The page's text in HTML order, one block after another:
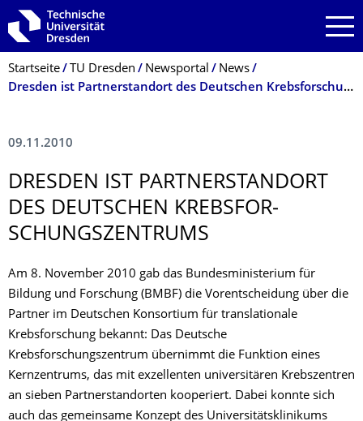
Zur Hauptnavigation springen
Zur Suche springen
Zum Inhalt springen
Breadcrumb-Menü
Startseite TU Dresden Newsportal
News
Dresden ist Partnerstandort des Deutschen Krebsforschungszentrums
09.11.2010
DRESDEN IST PARTNERSTANDORT
DES DEUTSCHEN KREBSFOR­
SCHUNGSZENTRUMS
Am 8. November 2010 gab das Bundesministerium für
Bildung und Forschung (BMBF) die Vorentscheidung über die
Partner im Deutschen Konsortium für translationale
Krebsforschung bekannt: Das Deutsche
Krebsforschungszentrum übernimmt die Funktion eines
Kernzentrums, das mit exzellenten universitären Krebszentren
an sieben Partnerstandorten kooperiert. Dabei konnte sich
auch das gemeinsame Konzept des Universitätsklinikums